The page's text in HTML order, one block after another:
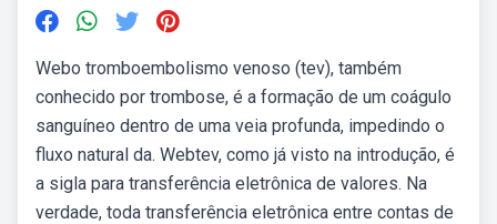
Webo tromboembolismo venoso (tev), também
conhecido por trombose, é a formação de um coágulo
sanguíneo dentro de uma veia profunda, impedindo o
fluxo natural da. Webtev, como já visto na introdução, é
a sigla para transferência eletrônica de valores. Na
verdade, toda transferência eletrônica entre contas de